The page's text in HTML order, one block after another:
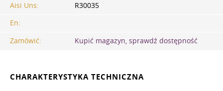
Aisi Uns:
R30035
En:
Zamówić:
Kupić magazyn, sprawdź dostępność
CHARAKTERYSTYKA TECHNICZNA